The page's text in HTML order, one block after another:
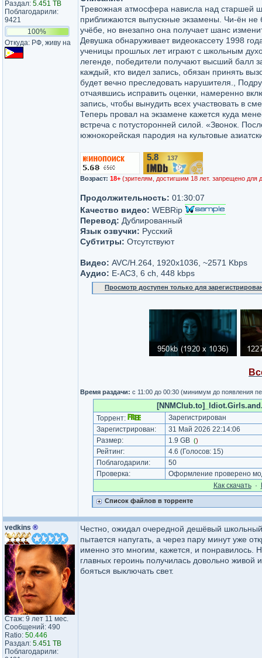
Раздал: 5.451 TB
Поблагодарили:
9421
100%
Откуда: РФ, живу на
Тревожная атмосфера нависла над старшей
приближаются выпускные экзамены. Чи-ён не
учёбе, но внезапно она получает шанс
Девушка обнаруживает видеокассету 1998
ученицы прошлых лет играют с школьным
легенде, победители получают высший балл
каждый, кто видел запись, обязан принять
будет вечно преследовать нарушителя.,
отчаявшись исправить оценки, намеренно
запись, чтобы вынудить всех участвовать в
Теперь провал на экзамене кажется куда
встреча с потусторонней силой. «Звонок.
южнокорейская пародия на культовые
5.8 137
Возраст: 18+ (зрителям, достигшим 18 лет. запрещено для
Продолжительность: 01:30:07
Качество видео: WEBRip
Перевод: Дублированный
Язык озвучки: Русский
Субтитры: Отсутствуют
Видео: AVC/H.264, 1920x1036, ~2571 Kbps
Аудио: E-AC3, 6 ch, 448 kbps
Просмотр доступен только для
Время раздачи: c 11:00 до 00:30 (минимум до появления
Торрент:
Зарегистрирован
Зарегистрирован:
31 Май 2026 22:14:06
Размер:
1.9 GB ()
Рейтинг: 4.6 (Голосов: 15)
Поблагодарили:
50
Проверка:
Оформление проверено
Как cкачать·
Список файлов в торренте
vedkins ®
Стаж: 9 лет 11 мес.
Сообщений: 490
Ratio: 50.446
Раздал: 5.451 TB
Поблагодарили:
Честно, ожидал очередной дешёвый
пытается напугать, а через пару минут уже
именно это многим, кажется, и понравилось.
главных героинь получилась довольно
бояться выключать свет.